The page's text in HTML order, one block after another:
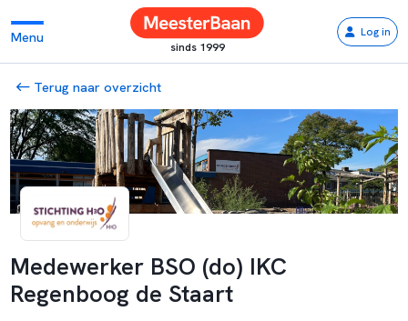
Menu
sinds 1999
Log in
Terug naar overzicht
Medewerker BSO (do) IKC
Regenboog de Staart